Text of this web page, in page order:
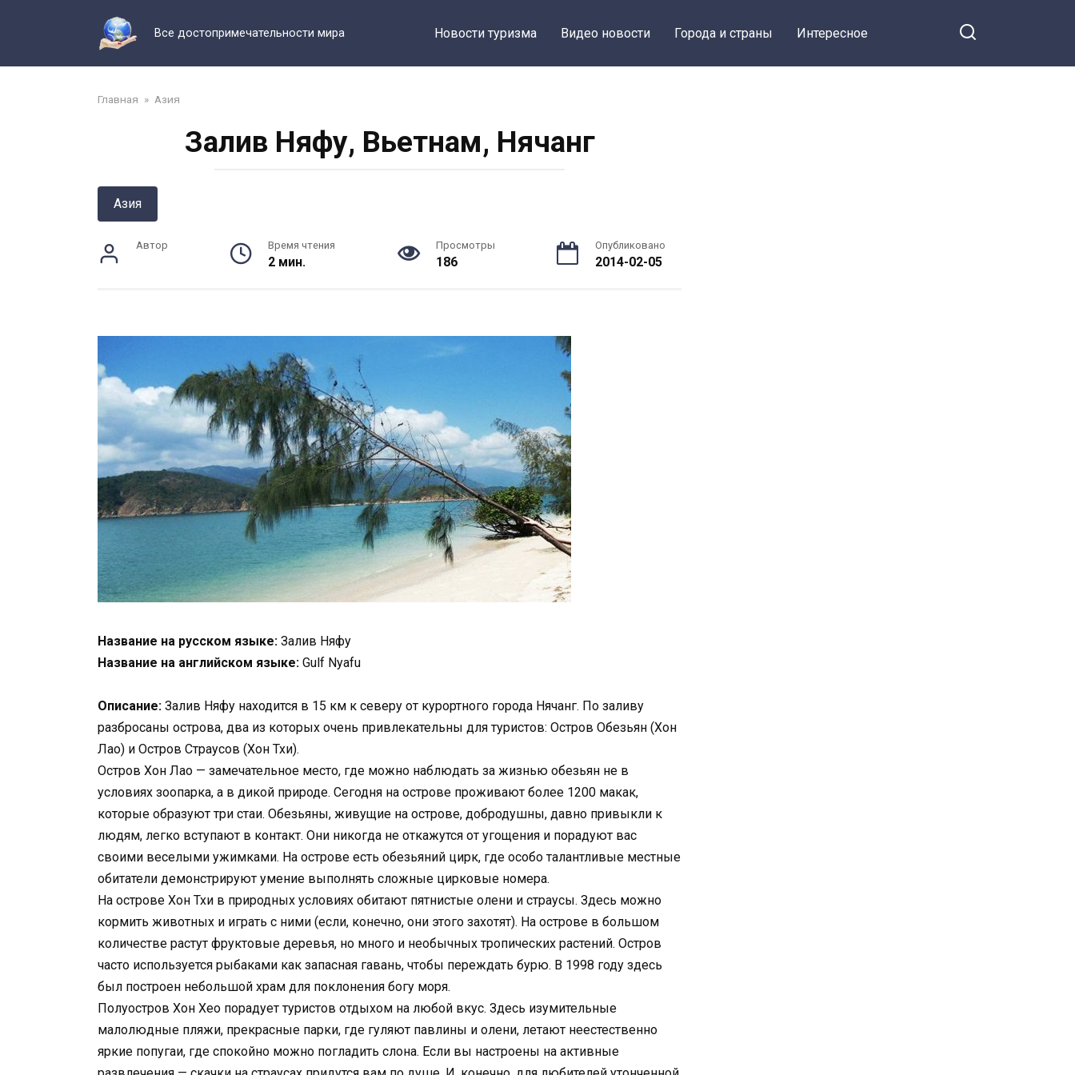
Все достопримечательности мира Новости туризма Видео новости Города и страны Интересное
Главная » Азия
Залив Няфу, Вьетнам, Нячанг
Азия
Автор Время чтения
2 мин.
Просмотры
186
Опубликовано
2014-02-05
Название на русском языке: Залив Няфу
Название на английском языке: Gulf Nyafu
Описание: Залив Няфу находится в 15 км к северу от курортного города Нячанг. По заливу
разбросаны острова, два из которых очень привлекательны для туристов: Остров Обезьян (Хон
Лао) и Остров Страусов (Хон Тхи).
Остров Хон Лао — замечательное место, где можно наблюдать за жизнью обезьян не в
условиях зоопарка, а в дикой природе. Сегодня на острове проживают более 1200 макак,
которые образуют три стаи. Обезьяны, живущие на острове, добродушны, давно привыкли к
людям, легко вступают в контакт. Они никогда не откажутся от угощения и порадуют вас
своими веселыми ужимками. На острове есть обезьяний цирк, где особо талантливые местные
обитатели демонстрируют умение выполнять сложные цирковые номера.
На острове Хон Тхи в природных условиях обитают пятнистые олени и страусы. Здесь можно
кормить животных и играть с ними (если, конечно, они этого захотят). На острове в большом
количестве растут фруктовые деревья, но много и необычных тропических растений. Остров
часто используется рыбаками как запасная гавань, чтобы переждать бурю. В 1998 году здесь
был построен небольшой храм для поклонения богу моря.
Полуостров Хон Хео порадует туристов отдыхом на любой вкус. Здесь изумительные
малолюдные пляжи, прекрасные парки, где гуляют павлины и олени, летают неестественно
яркие попугаи, где спокойно можно погладить слона. Если вы настроены на активные